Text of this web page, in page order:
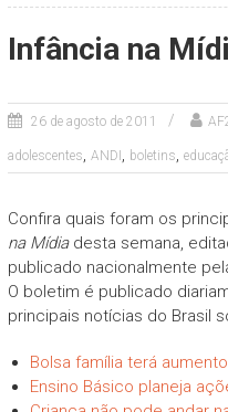
Infância na
26 de agosto de 2011
adolescentes, ANDI, boletins,
Confira quais foram os
na Mídiadesta semana,
publicado nacionalmente
O boletim é publicado
principais notícias do Brasil
Bolsa família terá aumento
Ensino Básico planeja